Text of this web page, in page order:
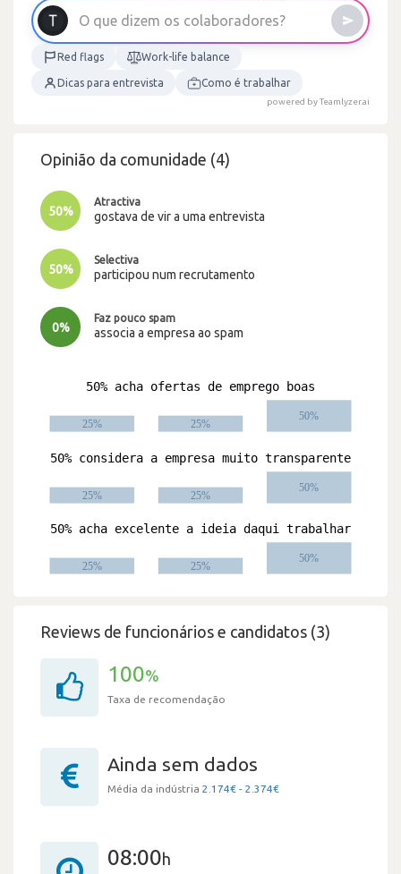
O que d izem os colaborad ores?
Red flags Work-life balance
Dicas para entrevista Como é trabalhar
powered by Teamlyzer.ai
Opinião da comunidade (4)
50%
Atractiva
gostava de vir a uma entrevista
50%
Selectiva
participou num recrutamento
0%
Faz pouco spam
associa a empresa ao spam
Reviews de funcionários e candidatos (3)
100%
Taxa de recomendação
Ainda sem dados
Média da indústria 2.174€ - 2.374€
08:00h